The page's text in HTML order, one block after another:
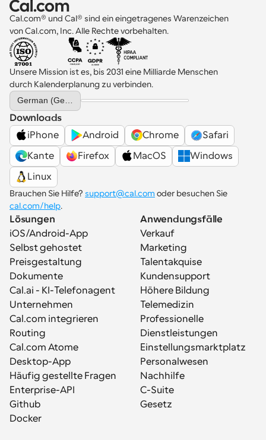
Cal.com® und Cal® sind ein eingetragenes Warenzeichen
von Cal.com, Inc. Alle Rechte vorbehalten.
Unsere Mission ist es, bis 2031 eine Milliarde Menschen
durch Kalenderplanung zu verbinden.
Select Language
German (Germany)
Downloads
iPhone
Android Chrome
Safari
Kante
Firefox MacOS
Windows
Linux
Brauchen Sie Hilfe? support@cal.com
cal.com/help.
Lösungen
iOS/Android-App
Selbst gehostet
Preisgestaltung
Dokumente
Cal.ai - KI-Telefonagent
Unternehmen
Cal.com integrieren
Routing
Cal.com Atome
Desktop-App
Häufig gestellte Fragen
Enterprise-API
Github
Docker
Anwendungsfälle
Verkauf
Marketing
Talentakquise
Kundensupport
Höhere Bildung
Telemedizin
Professionelle
Dienstleistungen
Einstellungsmarktplatz
Personalwesen
Nachhilfe
C-Suite
Gesetz